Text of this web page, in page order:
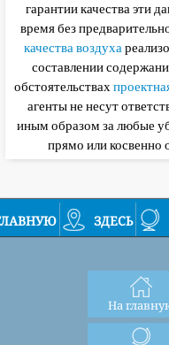
гарантии качества эти
время без
качества воздуха
составлении
обстоятельствах
агенты не несут
иным образом за любые
прямо или косвенно
здесь
На